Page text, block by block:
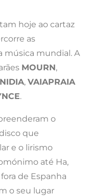
hoje ao cartaz
as
música mundial. A
MOURN,
NIDIA, VAIAPRAIA
.
o
que
e o lirismo
até Ha,
de Espanha
o seu lugar